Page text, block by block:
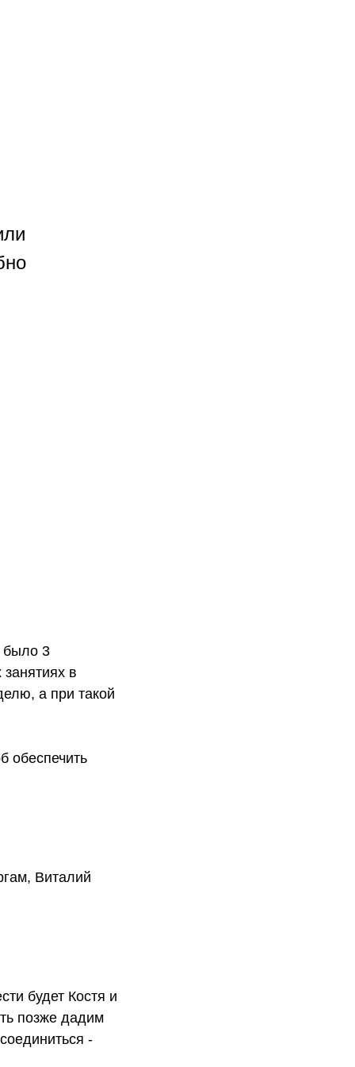
было 3
в
а при такой
обеспечить
Виталий
будет Костя и
позже дадим
-